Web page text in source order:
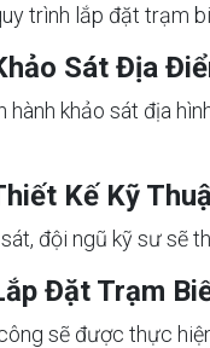
trình lắp đặt trạm
Sát Địa
hành khảo sát địa
Kế Kỹ
đội ngũ kỹ sư sẽ
Đặt Trạm
sẽ được thực